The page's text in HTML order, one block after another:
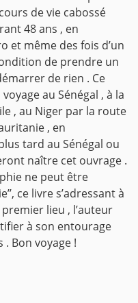
de vie cabossé
48 ans , en
et même des fois d’un
de prendre un
de rien . Ce
au Sénégal , à la
, au Niger par la route
, en
tard au Sénégal ou
naître cet ouvrage .
ne peut être
ce livre s’adressant à
lieu , l’auteur
à son entourage
Bon voyage !